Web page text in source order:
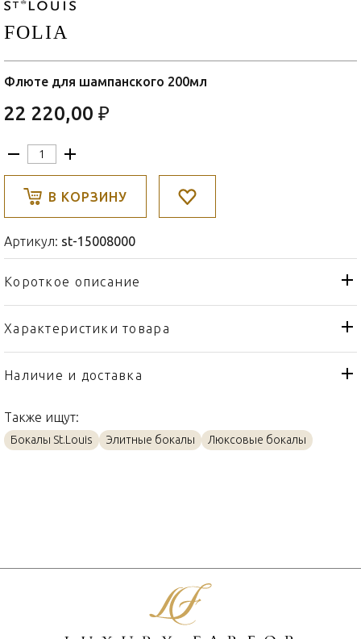
FOLIA
Флюте для шампанского 200мл
22 220,00 ₽
В КОРЗИНУ
Артикул: st-15008000
Короткое описание
Характеристики товара
Тип товара
Бокал
Бренд
Страна производителя
Материал
Хрусталь
Наличие и доставка
Также ищут:
Бокалы St.Louis Элитные бокалы Люксовые бокалы